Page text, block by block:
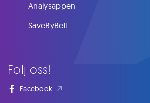
Följ oss!
Facebook
Analysappen
SaveByBell